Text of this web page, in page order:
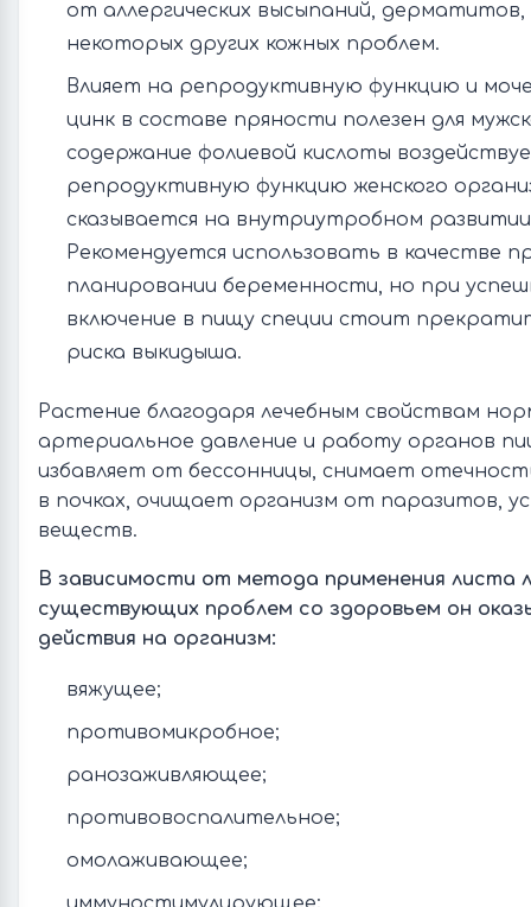
от аллергических высыпаний, дерматитов,
некоторых других кожных проблем.
Влияет на репродуктивную функцию и
цинк в составе пряности полезен для
содержание фолиевой кислоты
репродуктивную функцию женского
сказывается на внутриутробном
Рекомендуется использовать в качестве
планировании беременности, но при
включение в пищу специи стоит
риска выкидыша.
Растение благодаря лечебным свойствам
артериальное давление и работу органов
избавляет от бессонницы, снимает
в почках, очищает организм от паразитов,
веществ.
В зависимости от метода применения листа
существующих проблем со здоровьем он
действия на организм:
вяжущее;
противомикробное;
ранозаживляющее;
противовоспалительное;
омолаживающее;